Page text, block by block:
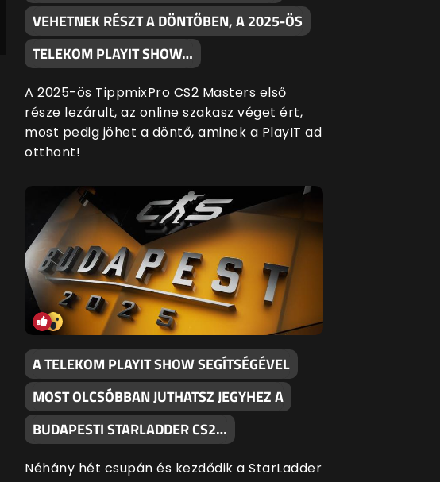
VEHETNEK RÉSZT A DÖNTŐBEN, A 2025-ÖS
TELEKOM PLAYIT SHOW…
A 2025-ös TippmixPro CS2 Masters első
része lezárult, az online szakasz véget ért,
most pedig jöhet a döntő, aminek a PlayIT ad
otthont!
A TELEKOM PLAYIT SHOW SEGÍTSÉGÉVEL
MOST OLCSÓBBAN JUTHATSZ JEGYHEZ A
BUDAPESTI STARLADDER CS2…
Néhány hét csupán és kezdődik a StarLadder